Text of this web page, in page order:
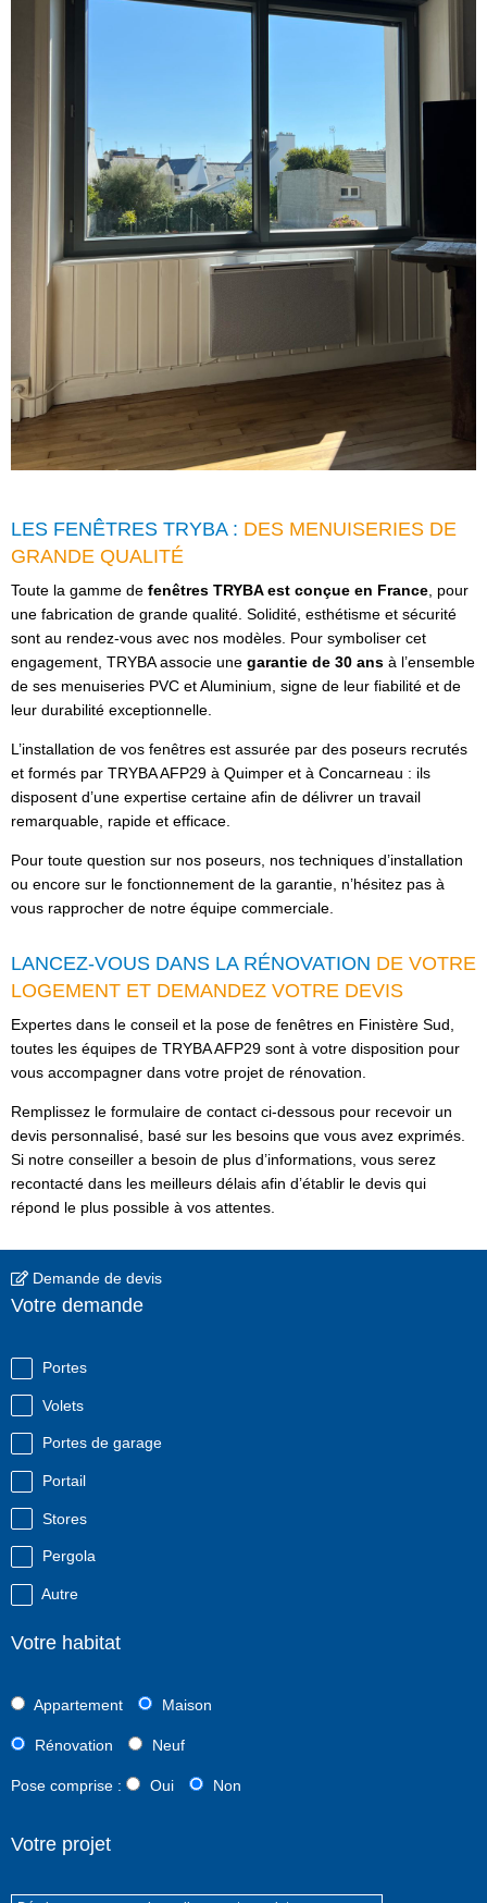
LES FENÊTRES TRYBA : DES MENUISERIES DE
GRANDE QUALITÉ
Toute la gamme de fenêtres TRYBA est conçue en France , pour
une fabrication de grande qualité. Solidité, esthétisme et sécurité
sont au rendez-vous avec nos modèles. Pour symboliser cet
engagement, TRYBA associe une garantie de 30 ans à l’ensemble
de ses menuiseries PVC et Aluminium, signe de leur fiabilité et de
leur durabilité exceptionnelle.
L’installation de vos fenêtres est assurée par des poseurs recrutés
et formés par TRYBA AFP29 à Quimper et à Concarneau : ils
disposent d’une expertise certaine afin de délivrer un travail
remarquable, rapide et efficace.
Pour toute question sur nos poseurs, nos techniques d’installation
ou encore sur le fonctionnement de la garantie, n’hésitez pas à
vous rapprocher de notre équipe commerciale.
LANCEZ-VOUS DANS LA RÉNOVATION DE VOTRE
LOGEMENT ET DEMANDEZ VOTRE DEVIS
Expertes dans le conseil et la pose de fenêtres en Finistère Sud,
toutes les équipes de TRYBA AFP29 sont à votre disposition pour
vous accompagner dans votre projet de rénovation.
Remplissez le formulaire de contact ci-dessous pour recevoir un
devis personnalisé, basé sur les besoins que vous avez exprimés.
Si notre conseiller a besoin de plus d’informations, vous serez
recontacté dans les meilleurs délais afin d’établir le devis qui
répond le plus possible à vos attentes.
Demande de devis
Votre demande
Portes
Volets
Portes de garage
Portail
Stores
Pergola
Autre
Votre habitat
Appartement Maison
Rénovation Neuf
Pose comprise : Oui Non
Votre projet